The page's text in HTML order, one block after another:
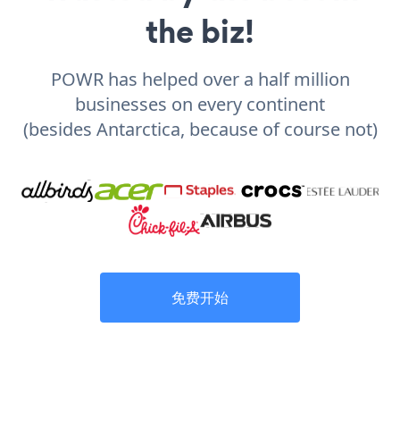
the biz!
POWR has helped over a half million
businesses on every continent
(besides Antarctica, because of course not)
免费开始